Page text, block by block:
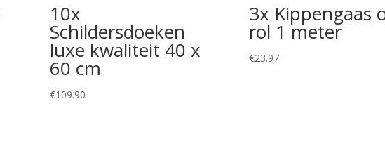
10x
Schildersdoeken
luxe kwaliteit 40 x
60 cm
€109.90
3x Kippengaas
rol 1 meter
€23.97